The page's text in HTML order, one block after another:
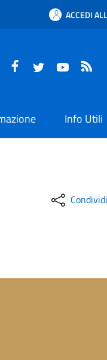
ACCEDI
FacebookTwitter YouTube
Info Utili
Condividi